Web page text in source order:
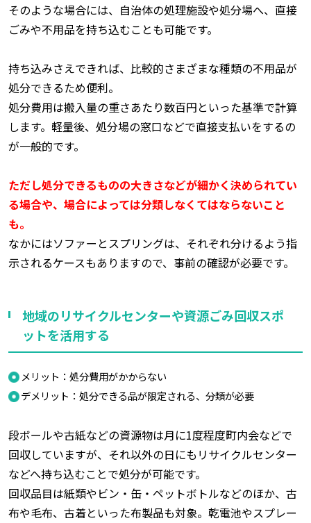
そのような場合には、自治体の処理施設や処分場へ、直接
ごみや不用品を持ち込むことも可能です。
持ち込みさえできれば、比較的さまざまな種類の不用品が
処分できるため便利。
処分費用は搬入量の重さあたり数百円といった基準で計算
します。軽量後、処分場の窓口などで直接支払いをするの
が一般的です。
ただし処分できるものの大きさなどが細かく決められてい
る場合や、場合によっては分類しなくてはならないこと
も。
なかにはソファーとスプリングは、それぞれ分けるよう指
示されるケースもありますので、事前の確認が必要です。
地域のリサイクルセンターや資源ごみ回収スポ
ットを活用する
メリット：処分費用がかからない
デメリット：処分できる品が限定される、分類が必要
段ボールや古紙などの資源物は月に1度程度町内会などで
回収していますが、それ以外の日にもリサイクルセンター
などへ持ち込むことで処分が可能です。
回収品目は紙類やビン・缶・ペットボトルなどのほか、古
布や毛布、古着といった布製品も対象。乾電池やスプレー